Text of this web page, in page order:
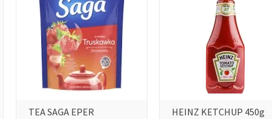
TEA SAGA EPER HEINZ KETCHUP 450g